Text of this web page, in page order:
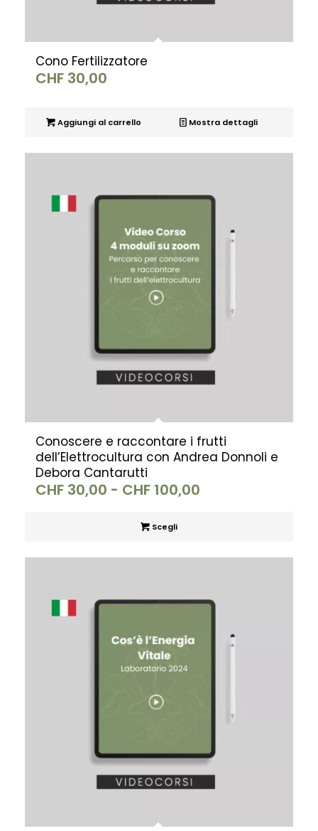
Cono Fertilizzatore
CHF30,00
Aggiungi al carrello Mostra dettagli
Conoscere e raccontare i frutti
dell’Elettrocultura con Andrea Donnoli e
Debora Cantarutti
CHF30,00 - CHF100,00Fascia
CHF 30,00
Scegli